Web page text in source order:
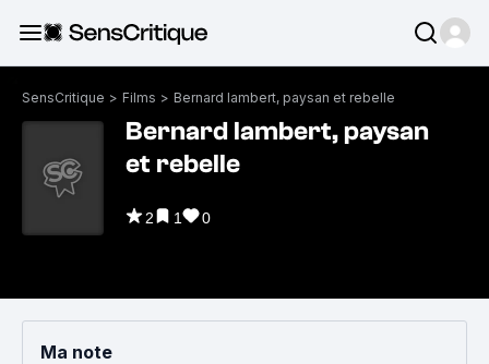
SensCritique > Films > Bernard lambert, paysan et rebelle
Bernard lambert, paysan
et rebelle
2 1 0
Ma note